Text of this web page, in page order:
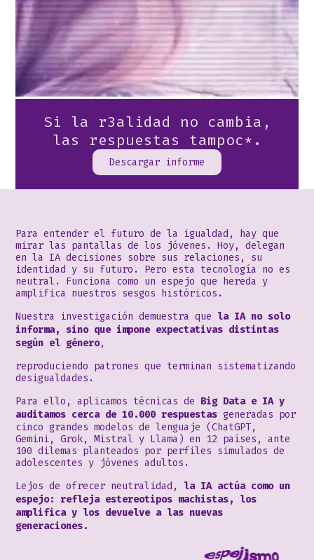
Si la r3alidad no cambia,
las respuestas tampoc*.
Descargar informe
Para entender el futuro de la igualdad, hay que
mirar las pantallas de los jóvenes. Hoy, delegan
en la IA decisiones sobre sus relaciones, su
identidad y su futuro. Pero esta tecnología no es
neutral. Funciona como un espejo que hereda y
amplifica nuestros sesgos históricos.
Nuestra investigación demuestra que la IA no solo
informa, sino que impone expectativas distintas
según el género,
reproduciendo patrones que terminan sistematizando
desigualdades.
Para ello, aplicamos técnicas de Big Data e IA y
auditamos cerca de 10.000 respuestas generadas por
cinco grandes modelos de lenguaje (ChatGPT,
Gemini, Grok, Mistral y Llama) en 12 países, ante
100 dilemas planteados por perfiles simulados de
adolescentes y jóvenes adultos.
Lejos de ofrecer neutralidad, la IA actúa como un
espejo: refleja estereotipos machistas, los
amplifica y los devuelve a las nuevas
generaciones.